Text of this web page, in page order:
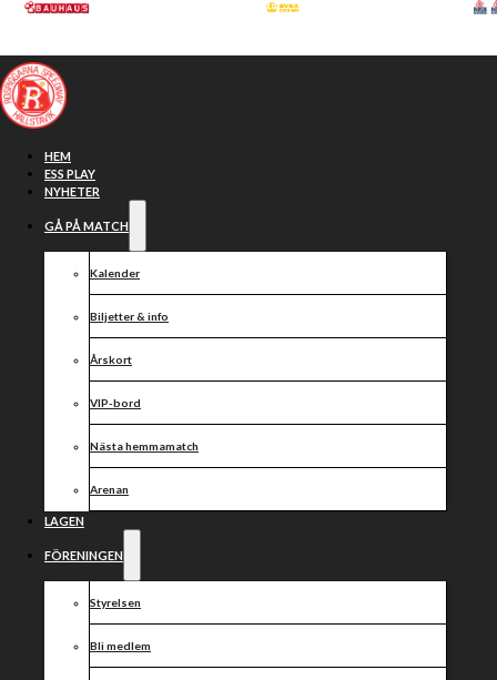
Hoppa till huvudinnehåll
HEM
ESS PLAY
NYHETER
GÅ PÅ MATCH
Kalender
Biljetter & info
Årskort
VIP-bord
Nästa hemmamatch
Arenan
LAGEN
FÖRENINGEN
Styrelsen
Bli medlem
Bauhausligan